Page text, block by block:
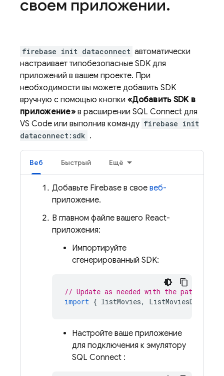
своем приложении.
firebase init dataconnect автоматически
настраивает типобезопасные SDK для
приложений в вашем проекте. При
необходимости вы можете добавить SDK
вручную с помощью кнопки «Добавить SDK в
приложение»в расширении SQL Connect для
VS Code или выполнив команду firebase init
dataconnect:sdk .
Веб Быстрый Ещё
Добавьте Firebase в свое веб-
приложение.
В главном файле вашего React-
приложения:
Импортируйте
сгенерированный SDK:
// Update as needed with the path to
import { listMovies, ListMoviesData
Настройте ваше приложение
для подключения к эмулятору
SQL Connect :